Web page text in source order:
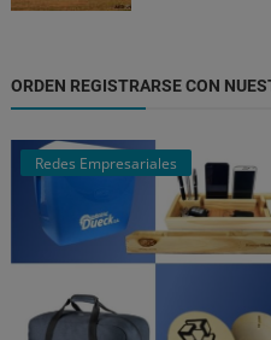
ORDEN REGISTRARSE CON
Redes Empresariales